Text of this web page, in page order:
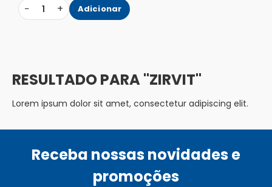
− 1 + Adicionar
ZIRVIT
Lorem ipsum dolor sit amet, consectetur adipiscing elit.
Receba nossas novidades e
promoções